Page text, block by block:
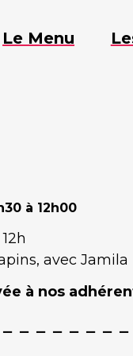
Le Menu
à 12h00
avec Jamila
à nos